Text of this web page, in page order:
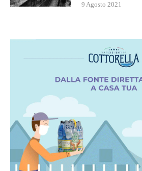
9 Agosto 2021